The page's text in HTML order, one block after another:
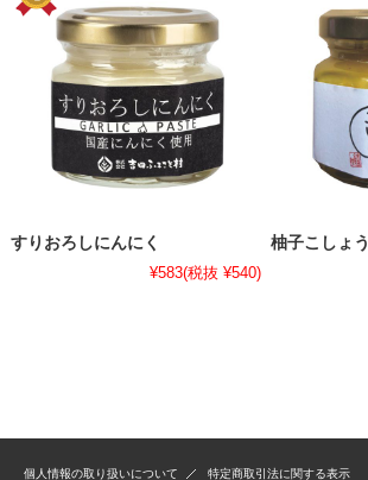
すりおろしにんにく
¥583(税抜 ¥540)
柚子こしょう
個人情報の取り扱いについて 特定商取引法に関する表示